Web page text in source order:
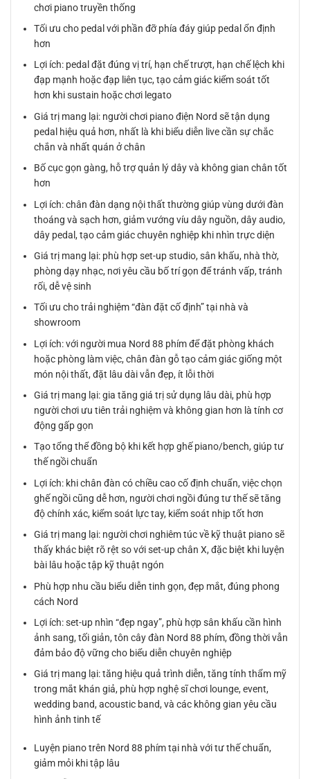
chơi piano truyền thống
Tối ưu cho pedal với phần đỡ phía đáy giúp pedal ổn định
hơn
Lợi ích: pedal đặt đúng vị trí, hạn chế trượt, hạn chế lệch khi
đạp mạnh hoặc đạp liên tục, tạo cảm giác kiểm soát tốt
hơn khi sustain hoặc chơi legato
Giá trị mang lại: người chơi piano điện Nord sẽ tận dụng
pedal hiệu quả hơn, nhất là khi biểu diễn live cần sự chắc
chắn và nhất quán ở chân
Bố cục gọn gàng, hỗ trợ quản lý dây và không gian chân tốt
hơn
Lợi ích: chân đàn dạng nội thất thường giúp vùng dưới đàn
thoáng và sạch hơn, giảm vướng víu dây nguồn, dây audio,
dây pedal, tạo cảm giác chuyên nghiệp khi nhìn trực diện
Giá trị mang lại: phù hợp set-up studio, sân khấu, nhà thờ,
phòng dạy nhạc, nơi yêu cầu bố trí gọn để tránh vấp, tránh
rối, dễ vệ sinh
Tối ưu cho trải nghiệm “đàn đặt cố định” tại nhà và
showroom
Lợi ích: với người mua Nord 88 phím để đặt phòng khách
hoặc phòng làm việc, chân đàn gỗ tạo cảm giác giống một
món nội thất, đặt lâu dài vẫn đẹp, ít lỗi thời
Giá trị mang lại: gia tăng giá trị sử dụng lâu dài, phù hợp
người chơi ưu tiên trải nghiệm và không gian hơn là tính cơ
động gấp gọn
Tạo tổng thể đồng bộ khi kết hợp ghế piano/bench, giúp tư
thế ngồi chuẩn
Lợi ích: khi chân đàn có chiều cao cố định chuẩn, việc chọn
ghế ngồi cũng dễ hơn, người chơi ngồi đúng tư thế sẽ tăng
độ chính xác, kiểm soát lực tay, kiểm soát nhịp tốt hơn
Giá trị mang lại: người chơi nghiêm túc về kỹ thuật piano sẽ
thấy khác biệt rõ rệt so với set-up chân X, đặc biệt khi luyện
bài lâu hoặc tập kỹ thuật ngón
Phù hợp nhu cầu biểu diễn tinh gọn, đẹp mắt, đúng phong
cách Nord
Lợi ích: set-up nhìn “đẹp ngay”, phù hợp sân khấu cần hình
ảnh sang, tối giản, tôn cây đàn Nord 88 phím, đồng thời vẫn
đảm bảo độ vững cho biểu diễn chuyên nghiệp
Giá trị mang lại: tăng hiệu quả trình diễn, tăng tính thẩm mỹ
trong mắt khán giả, phù hợp nghệ sĩ chơi lounge, event,
wedding band, acoustic band, và các không gian yêu cầu
hình ảnh tinh tế
Luyện piano trên Nord 88 phím tại nhà với tư thế chuẩn,
giảm mỏi khi tập lâu